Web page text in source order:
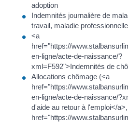
adoption
Indemnités journalière de
travail, maladie professionnelle
<a
href="https://
en-ligne/acte-de-naissance/?
xml=F592">Indemnités de
Allocations chômage (<a
href="https://
en-ligne/acte-de-naissance/
d'aide au retour à l'emploi</
href="https://